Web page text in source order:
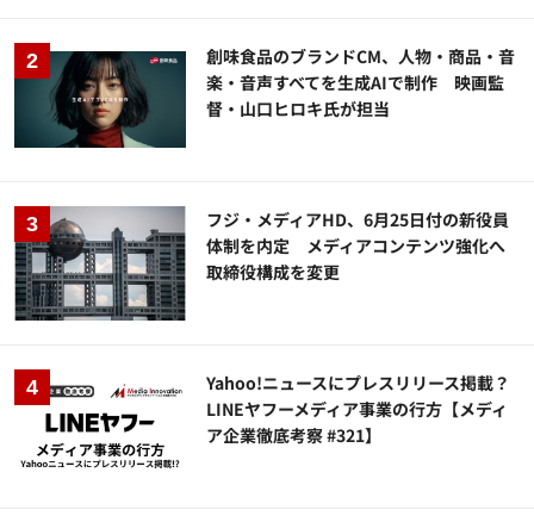
創味食品のブランドCM、人物・商品・音
楽・音声すべてを生成AIで制作 映画監
督・山口ヒロキ氏が担当
フジ・メディアHD、6月25日付の新役員
体制を内定 メディアコンテンツ強化へ
取締役構成を変更
Yahoo!ニュースにプレスリリース掲載？
LINEヤフーメディア事業の行方【メディ
ア企業徹底考察 #321】